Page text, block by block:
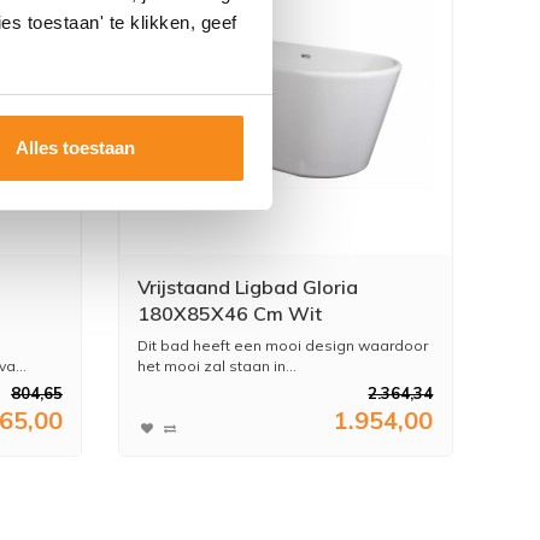
toestaan' te klikken, geef
Alles toestaan
804,65
Vrijstaand Ligbad Gloria
180X85X46 Cm Wit
Dit bad heeft een mooi design waardoor
het mooi zal staan in...
2.364,34
1.954,00